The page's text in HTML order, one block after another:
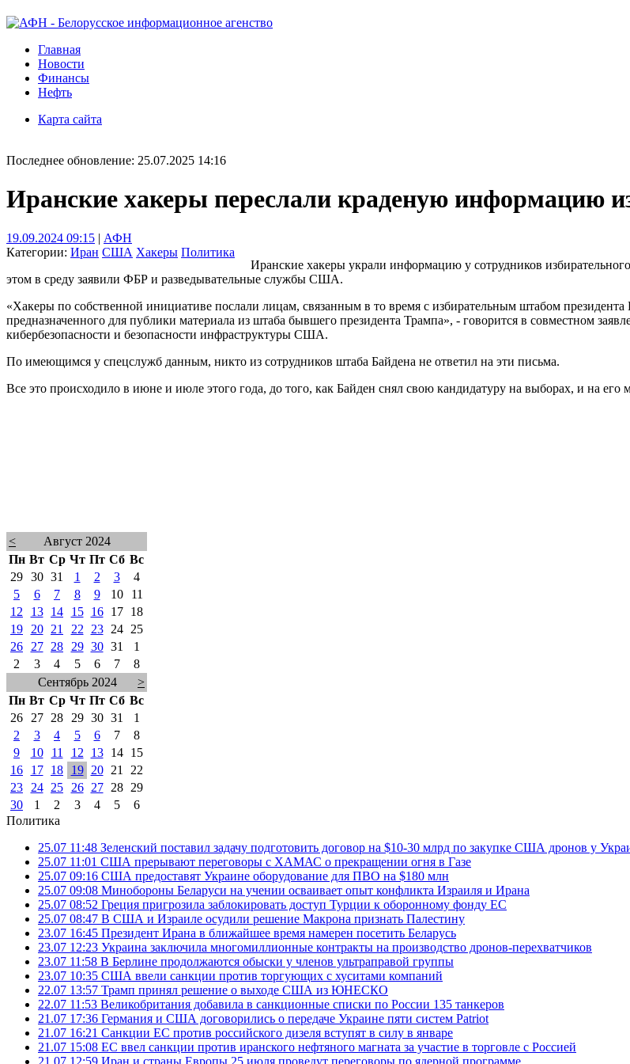
Главная
Новости
Финансы
Нефть
Карта сайта
Последнее обновление: 25.07.2025 14:16
Иранские хакеры переслали краденую информацию
19.09.2024 09:15 | АФН
Категории: Иран США Хакеры Политика
Иранские хакеры украли информацию у сотрудников
этом в среду заявили ФБР и разведывательные службы США.
«Хакеры по собственной инициативе послали лицам, связанным в то время с избирательным штабом
предназначенного для публики материала из штаба бывшего президента Трампа», - говорится в совместном
кибербезопасности и безопасности инфраструктуры США.
По имеющимся у спецслужб данным, никто из сотрудников штаба Байдена не ответил на эти письма.
Все это происходило в июне и июле этого года, до того, как Байден снял свою кандидатуру на выборах, и на его
<
Август 2024
Пн Вт Ср Чт Пт Сб Вс
29 30 31 1 2 3
4
5
6 7 8 9 10
11
12
13 14 15 16 17
18
19
20 21 22 23 24
25
26
27 28 29 30 31
1
2
3 4 5 6 7
8
Сентябрь 2024
>
Пн Вт Ср Чт Пт Сб Вс
26
27 28 29 30 31
1
2
3 4 5 6 7
8
9
10 11 12 13 14
15
16
17 18 19 20 21
22
23
24 25 26 27 28
29
30
1 2 3 4 5
6
Политика
25.07 11:48 Зеленский поставил задачу подготовить договор на $10-30 млрд по закупке США дронов у
25.07 11:01 США прерывают переговоры с ХАМАС о прекращении огня в Газе
25.07 09:16 США предоставят Украине оборудование для ПВО на $180 млн
25.07 09:08 Минобороны Беларуси на учении осваивает опыт конфликта Израиля и Ирана
25.07 08:52 Греция пригрозила заблокировать доступ Турции к оборонному фонду ЕС
25.07 08:47 В США и Израиле осудили решение Макрона признать Палестину
23.07 16:45 Президент Ирана в ближайшее время намерен посетить Беларусь
23.07 12:23 Украина заключила многомиллионные контракты на производство дронов-перехватчиков
23.07 11:58 В Берлине продолжаются обыски у членов ультраправой группы
23.07 10:35 США ввели санкции против торгующих с хуситами компаний
22.07 13:57 Трамп принял решение о выходе США из ЮНЕСКО
22.07 11:53 Великобритания добавила в санкционные списки по России 135 танкеров
21.07 17:36 Германия и США договорились о передаче Украине пяти систем Patriot
21.07 16:21 Санкции ЕС против российского дизеля вступят в силу в январе
21.07 15:08 ЕС ввел санкции против иранского нефтяного магната за участие в торговле с Россией
21.07 12:59 Иран и страны Европы 25 июля проведут переговоры по ядерной программе